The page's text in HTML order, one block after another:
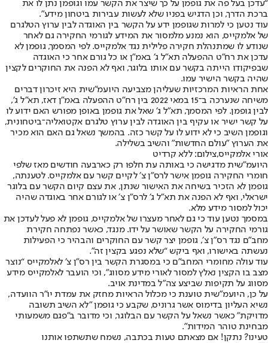
“עדכן בעל פה את גופמן על כך שיצר את הקשר עמו וגופמן נתן לו את
ברכת הדרך, וכן הדגיש בפניו שלא לעשות עבירות ביטחון מידע”.
עוד נטען כי למרות שגופמן ידע על הקשר בין האוגדה לבין ערוץ הטלגרם
של אלמקייס, הוא נמנע מלמסור את המידע לגורמי החקירה גם לאחר
שנודע לו שמתנהלת חקירה פלילית נגד אלמקייס. לפי המסמך, גופמן לא
עדכן את רח״ט ההפעלה תא״ל ג׳ באמ״ן או כל גורם אחר כי האוגדה
שבפיקודו הייתה בקשר עם אותו בלוגר, ואף לא הפנה את החוקרים לקצין
שהיה בקשר הישיר עמו.
אחת הראיות המרכזיות שעליהן מצביעה היועמ״שית היא זיכרון דברים
משיחה שנערכה ב־15 במאי 2022 בין רח״ט ההפעלה באמ״ן דאז, תא״ל ג׳,
לבין גופמן. לפי המסמך, תא״ל ג׳ שאל את גופמן באופן מפורש האם ידוע לו
על קשר ישיר או עקיף בין האוגדה לבין ערוץ טלגרם אקטואליה־ביטחונית,
וגופמן השיב כי לא ידוע לו על קשר כזה. בהמשך נשאל גם האם הוא מכיר
את הערוץ ״עולם החדשות״ והשיב בשלילה.
אורי אלמקייס,צילום: ללא קרדיט
היועמ״שית מדגישה כי באותה עת חלפו רק כארבעה חודשים מאז שלפי
חומרי החקירה גופמן אישר לרס״ן צ׳ לקיים קשר עם אלמקייס. לטענתה,
גופמן לא הזכיר בשיחה את האישור שנתן, את עצם קיום הקשר עם בלוגר
ישראלי, ואף לא הפנה את תא״ל ג׳ לרס״ן צ׳ או לגורם אחר באוגדה שהיה
יכול למסור מידע מלא.
במסמך נטען עוד כי גם לאחר מעצרו של אלמקייס, גופמן לא פעל לעדכן את
גורמי החקירה על הקשר שאושר על ידו. מנגד, כאשר נפתחה חקירת
מחב״ם נגד רס״ן צ׳, גופמן יצר קשר עם החוקרים והבהיר כי הפעילות
נעשתה באישורו, ואף ביקש “שלא נפגע בקצין זה”.
עוד עולה מחומרי המחב״ם כי במסגרת הקשר בין רס״ן צ׳ לאלמקייס “נוצר
מצב בו הקצין נאלץ למסור לאורי מידע מסווג”, וכי הועבר לאלמקייס מידע
מסווג על תקיפות שביצע צה״ל במדינת אויב.
על כן, היועמ״שית טוענת כי מכלול הראיות מחזק את עמדת יו״ר הוועדה,
נשיא העליון בדימוס אשר גרוניס, שקבע כי גופמן ״לא השיב תשובה
מדויקת״ כאשר נשאל על הקשר עם הבלוגר, וכי מדובר ב״פגם משמעותי
מבחינת טוהר המידות״.
טעינו? נתקן! אם מצאתם טעות בכתבה, נשמח שתשתפו אותנו